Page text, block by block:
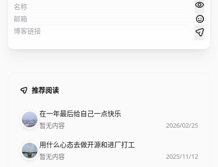
推荐阅读
标题
在一年最后给自己一点快乐
描述
暂无内容
日期
2026/02/25
标题
用什么心态去做开源和进厂打工
描述
暂无内容
日期
2025/11/12